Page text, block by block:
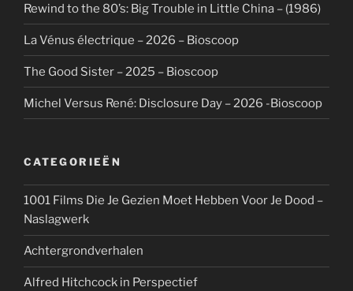
Rewind to the 80’s: Big Trouble in Little China – (1986)
La Vénus électrique – 2026 – Bioscoop
The Good Sister – 2025 – Bioscoop
Michel Versus René: Disclosure Day – 2026 -Bioscoop
CATEGORIEËN
1001 Films Die Je Gezien Moet Hebben Voor Je Dood –
Naslagwerk
Achtergrondverhalen
Alfred Hitchcock in Perspectief